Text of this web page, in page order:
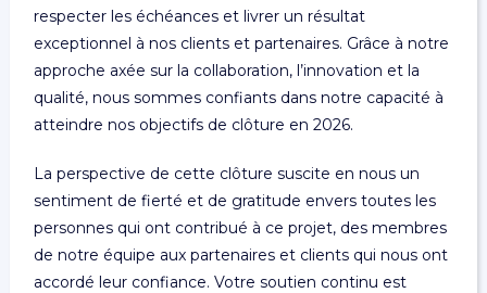
respecter les échéances et livrer un résultat
exceptionnel à nos clients et partenaires. Grâce à notre
approche axée sur la collaboration, l’innovation et la
qualité, nous sommes confiants dans notre capacité à
atteindre nos objectifs de clôture en 2026.
La perspective de cette clôture suscite en nous un
sentiment de fierté et de gratitude envers toutes les
personnes qui ont contribué à ce projet, des membres
de notre équipe aux partenaires et clients qui nous ont
accordé leur confiance. Votre soutien continu est